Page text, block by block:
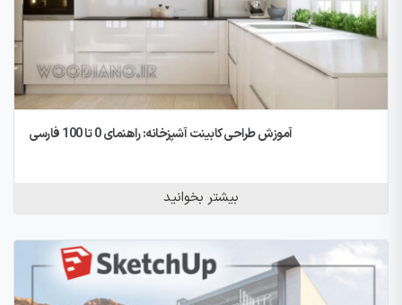
آموزش طراحی کابینت آشپزخانه: راهنمای 0 تا 100 فارسی
بیشتر بخوانید